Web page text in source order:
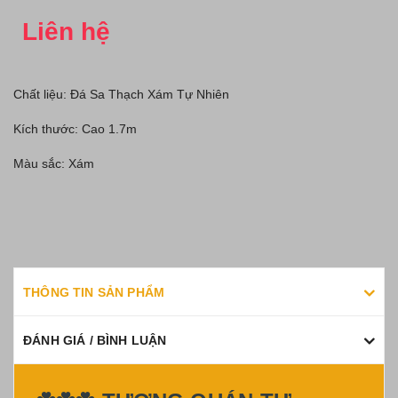
Liên hệ
Chất liệu: Đá Sa Thạch Xám Tự Nhiên
Kích thước: Cao 1.7m
Màu sắc: Xám
THÔNG TIN SẢN PHẨM
ĐÁNH GIÁ / BÌNH LUẬN